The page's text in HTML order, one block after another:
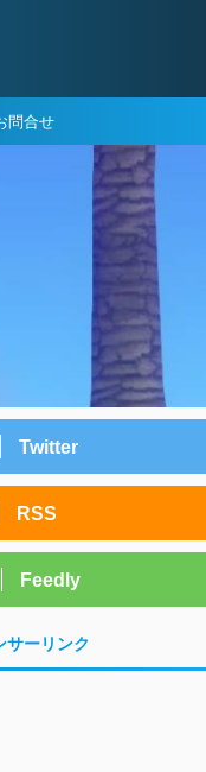
問合せ
Twitter
RSS
Feedly
サーリンク